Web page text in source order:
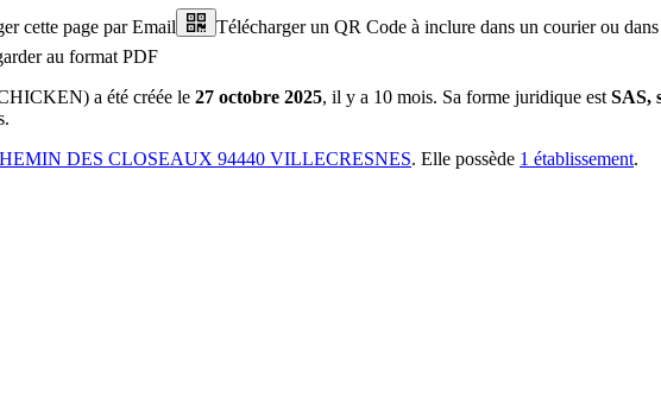
cette page par Email
Télécharger un QR Code à inclure dans un courier ou
au format PDF
a été créée le 27 octobre 2025, il y a 10 mois. Sa forme juridique est SAS,
DES CLOSEAUX 94440 VILLECRESNES. Elle possède 1 établissement.